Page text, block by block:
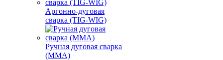
Аргонно-дуговая
сварка (TIG-WIG)
Ручная дуговая сварка
(MMA)